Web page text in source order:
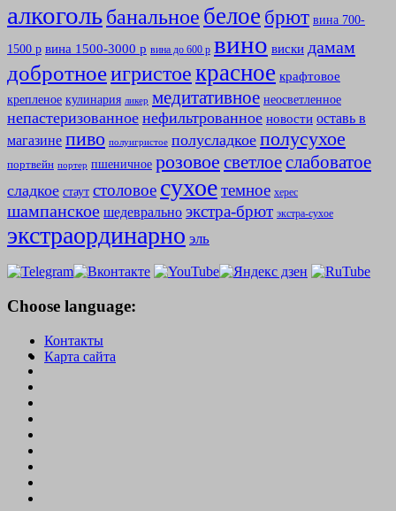
алкогольбанальное белое брют вина 700-
1500 р вина 1500-3000 р вина до 600 р вино виски дамам
добротноеигристоекрасное крафтовое
крепленое кулинария ликер медитативное неосветленное
непастеризованное нефильтрованное новости оставь в
магазине пиво полуигристое полусладкое полусухое
портвейн портер пшеничное розовое светлоеслабоватое
сладкое стаут столовое сухоетемное херес
шампанское шедеврально экстра-брют экстра-сухое
экстраординарно эль
Choose language:
Контакты
Карта сайта